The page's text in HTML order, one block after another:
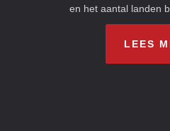
en het aantal landen
LEES